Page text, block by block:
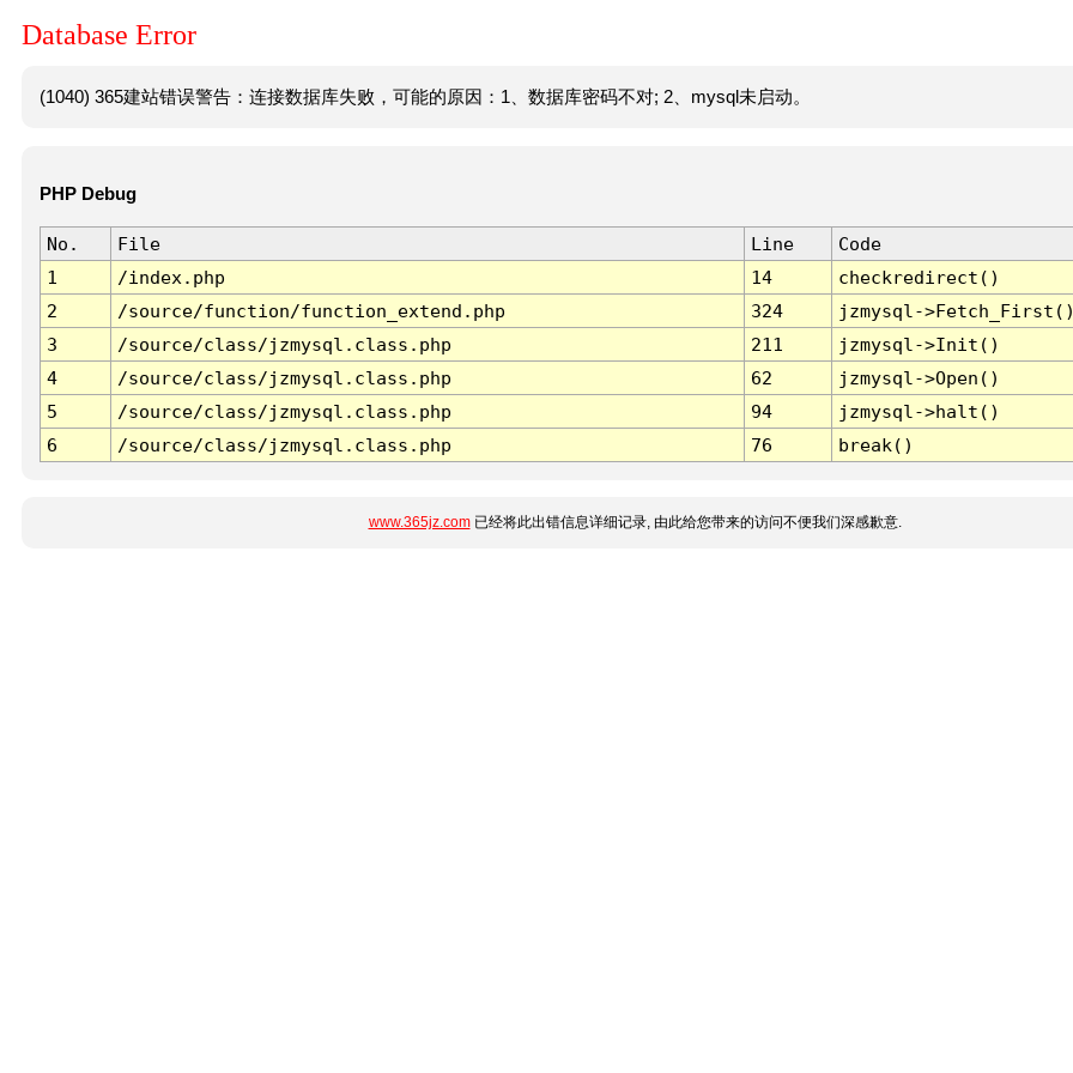
Database Error
(1040) 365建站错误警告：连接数据库失败，可能的原因：1、数据库密码不对; 2、mysql未启动。
PHP Debug
No. File Line
Code
1
/index.php 14
checkredirect()
2
/source/function/function_extend.php 324
jzmysql-
3
/source/class/jzmysql.class.php 211
jzmysql->Init()
4
/source/class/jzmysql.class.php 62
jzmysql->Open()
5
/source/class/jzmysql.class.php 94
jzmysql->halt()
6
/source/class/jzmysql.class.php 76 break()
www.365jz.com已经将此出错信息详细记录, 由此给您带来的访问不便我们深感歉意.